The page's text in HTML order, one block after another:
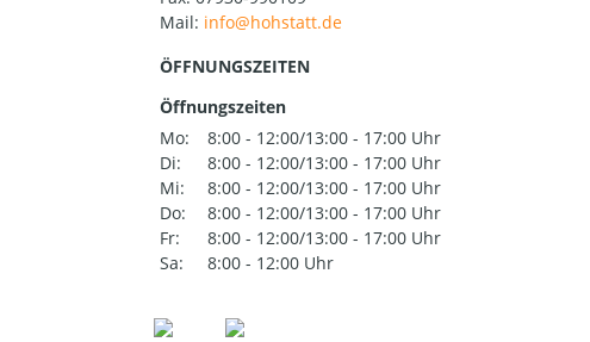
Mail:
ÖFFNUNGSZEITEN
Öffnungszeiten
Mo:
8:00 - 12:00/13:00 - 17:00 Uhr
Di:
8:00 - 12:00/13:00 - 17:00 Uhr
Mi:
8:00 - 12:00/13:00 - 17:00 Uhr
Do:
8:00 - 12:00/13:00 - 17:00 Uhr
Fr:
8:00 - 12:00/13:00 - 17:00 Uhr
Sa:
8:00 - 12:00 Uhr